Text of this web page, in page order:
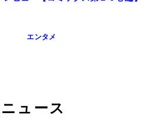
エンタメ
ュース